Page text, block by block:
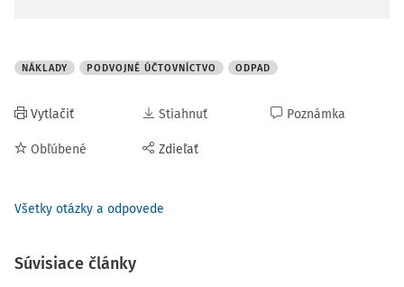
NÁKLADY PODVOJNÉ ÚČTOVNÍCTVO ODPAD
Vytlačiť
Obľúbené
Stiahnuť
Zdieľať
Poznámka
Všetky otázky a odpovede
Súvisiace články